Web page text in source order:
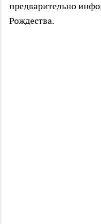
предварительно
Рождества.